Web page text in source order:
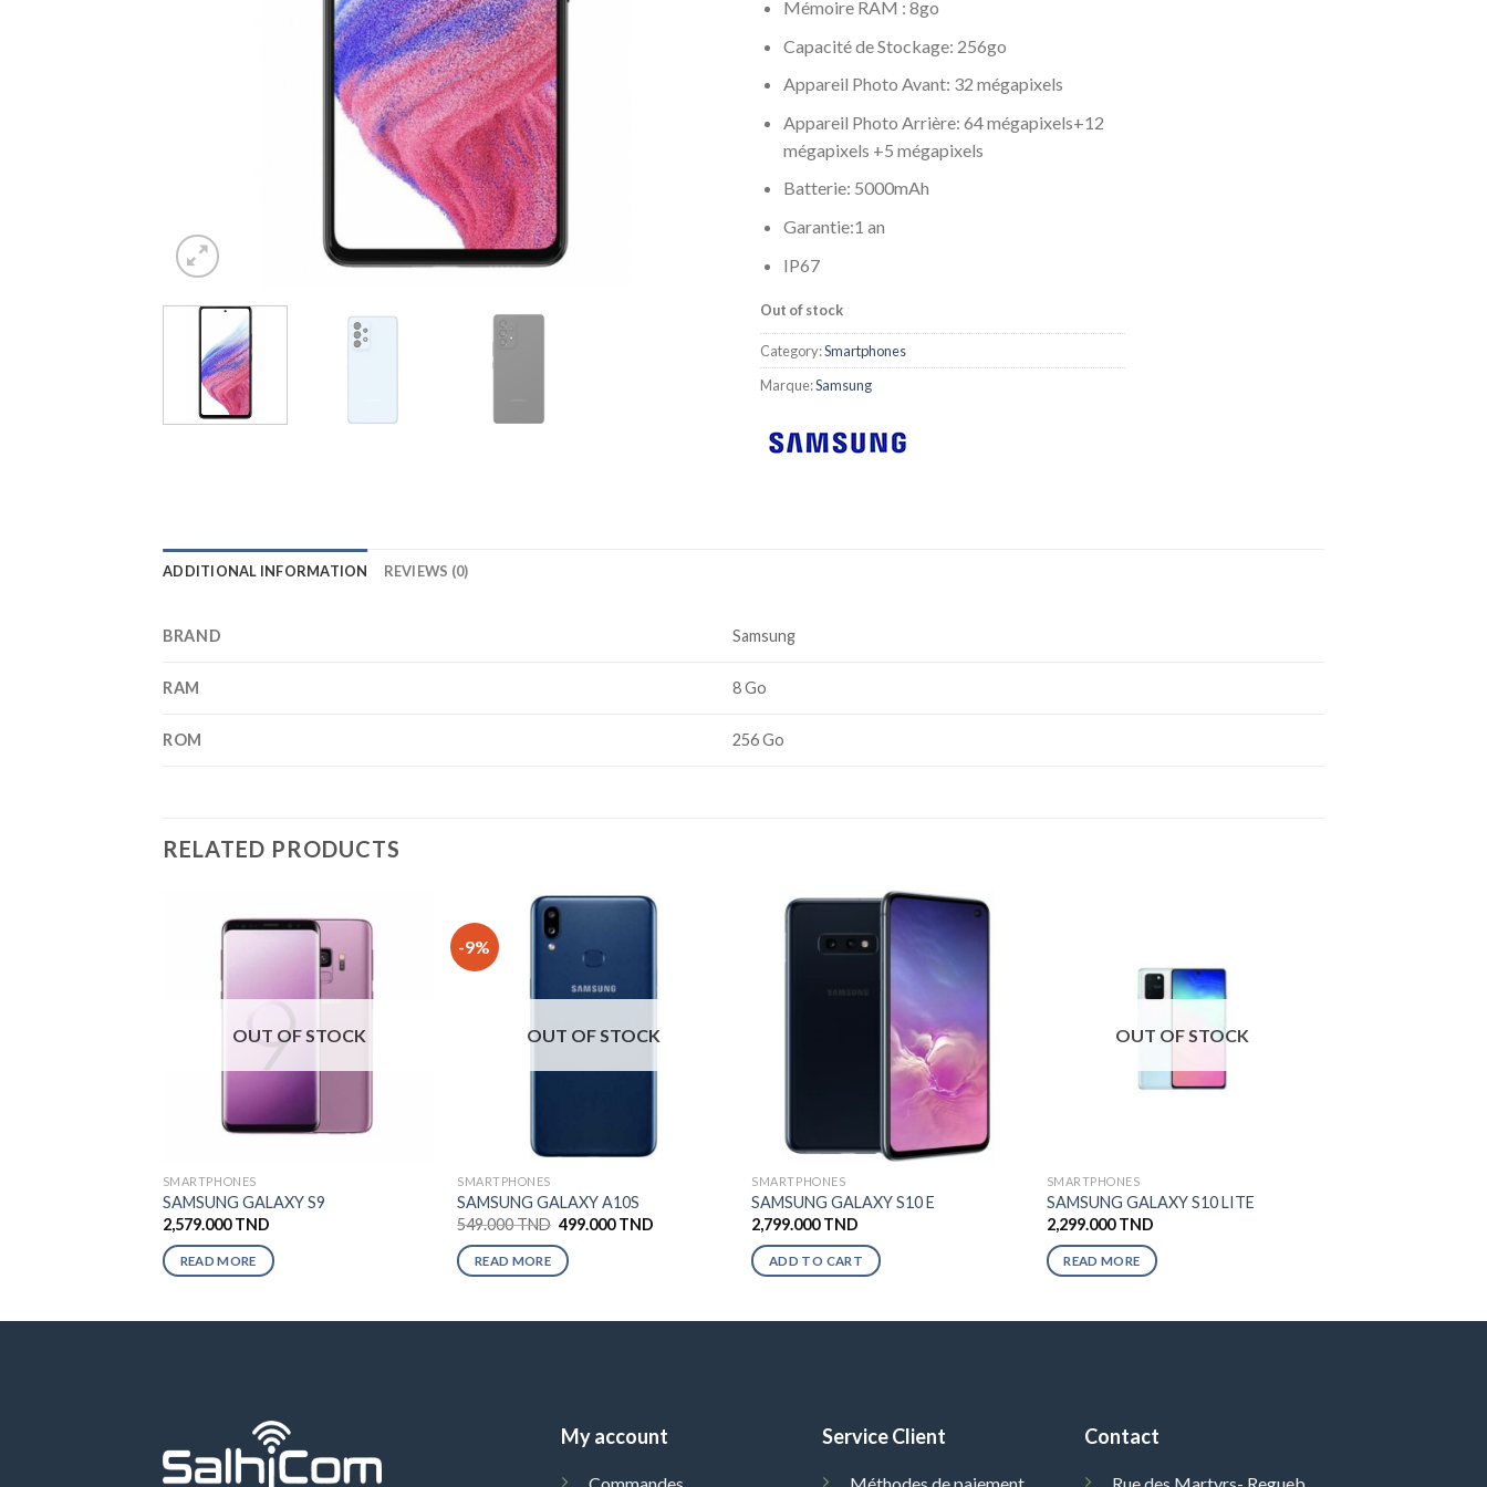
Mémoire RAM : 8go
Capacité de Stockage: 256go
Appareil Photo Avant: 32 mégapixels
Appareil Photo Arrière: 64 mégapixels+12
mégapixels +5 mégapixels
Batterie: 5000mAh
Garantie:1 an
IP67
Out of stock
Category:Smartphones
Marque:Samsung
ADDITIONAL INFORMATION REVIEWS (0)
BRAND Samsung
RAM 8 Go
ROM 256 Go
RELATED PRODUCTS
OUT OF STOCK
SMARTPHONES
SAMSUNG GALAXY S9
2,579.000TND
READ MORE
-9%
OUT OF STOCK
SMARTPHONES
SAMSUNG GALAXY A10S
549.000TND 499.000TND
READ MORE
SMARTPHONES
SAMSUNG GALAXY S10 E
2,799.000TND
ADD TO CART
OUT OF STOCK
SMARTPHONES
SAMSUNG GALAXY S10 LITE
2,299.000TND
READ MORE
My account Service Client Contact